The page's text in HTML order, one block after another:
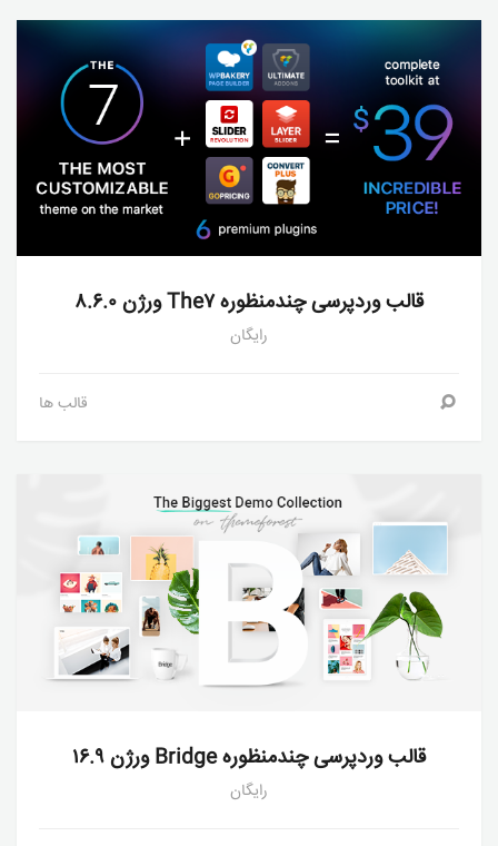
قالب وردپرسی چندمنظوره The۷ ورژن ۸.۶.۰
رایگان
قالب ها
قالب وردپرسی چندمنظوره Bridge ورژن ۱۶.۹
رایگان